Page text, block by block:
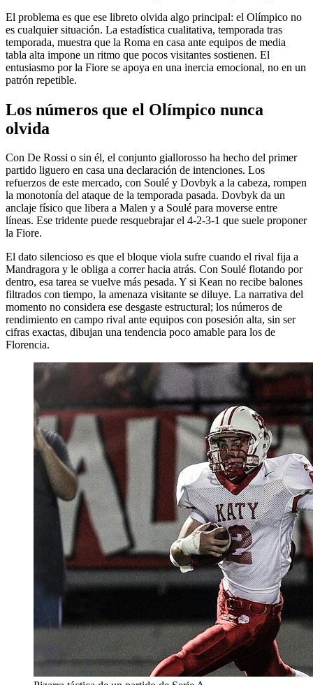
El problema es que ese libreto olvida algo principal: el Olímpico no
es cualquier situación. La estadística cualitativa, temporada tras
temporada, muestra que la Roma en casa ante equipos de media
tabla alta impone un ritmo que pocos visitantes sostienen. El
entusiasmo por la Fiore se apoya en una inercia emocional, no en un
patrón repetible.
Los números que el Olímpico nunca
olvida
Con De Rossi o sin él, el conjunto giallorosso ha hecho del primer
partido liguero en casa una declaración de intenciones. Los
refuerzos de este mercado, con Soulé y Dovbyk a la cabeza, rompen
la monotonía del ataque de la temporada pasada. Dovbyk da un
anclaje físico que libera a Malen y a Soulé para moverse entre
líneas. Ese tridente puede resquebrajar el 4-2-3-1 que suele proponer
la Fiore.
El dato silencioso es que el bloque viola sufre cuando el rival fija a
Mandragora y le obliga a correr hacia atrás. Con Soulé flotando por
dentro, esa tarea se vuelve más pesada. Y si Kean no recibe balones
filtrados con tiempo, la amenaza visitante se diluye. La narrativa del
momento no considera ese desgaste estructural; los números de
rendimiento en campo rival ante equipos con posesión alta, sin ser
cifras exactas, dibujan una tendencia poco amable para los de
Florencia.